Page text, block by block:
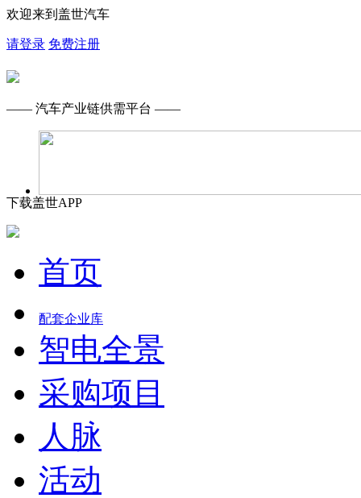
欢迎来到盖世汽车
请登录 免费注册
—— 汽车产业链供需平台 ——
下载盖世APP
首页
配套企业库
智电全景
采购项目
人脉
活动